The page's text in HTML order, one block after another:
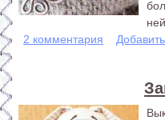
2 комментария